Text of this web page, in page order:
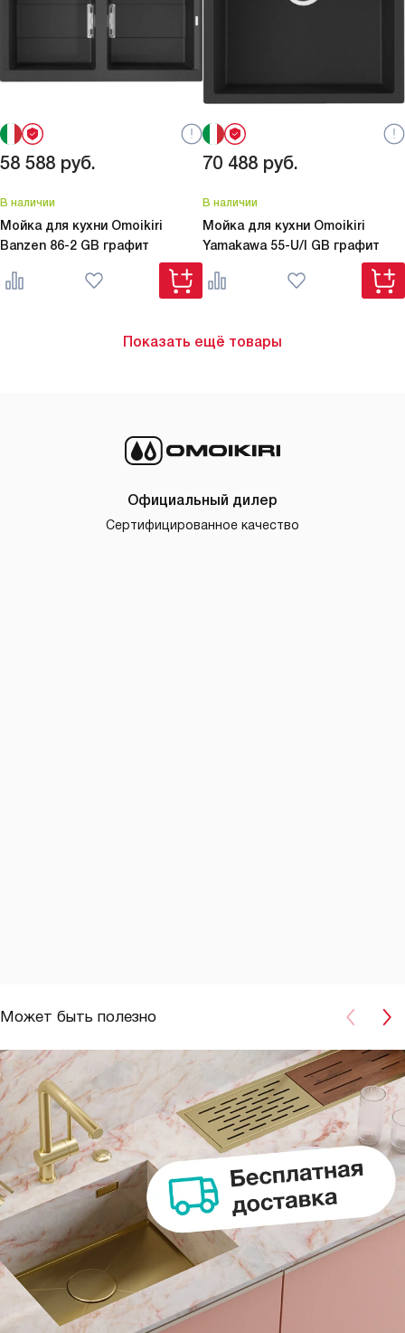
58 588 руб.
В наличии
Мойка для кухни Omoikiri
Banzen 86-2 GB графит
70 488 руб.
В наличии
Мойка для кухни Omoikiri
Yamakawa 55-U/I GB графит
Показать ещё товары
Официальный дилер
Сертифицированное качество
Может быть полезно